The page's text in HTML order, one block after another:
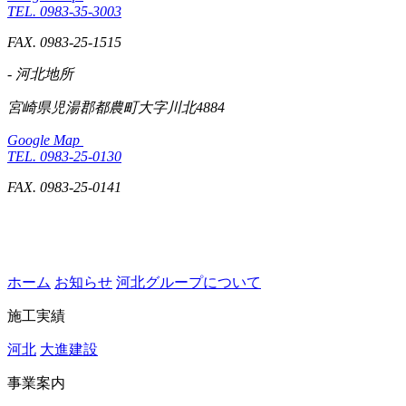
TEL. 0983-35-3003
FAX. 0983-25-1515
- 河北地所
宮崎県児湯郡都農町大字川北4884
Google Map
TEL. 0983-25-0130
FAX. 0983-25-0141
ホーム お知らせ 河北グループについて
施工実績
河北 大進建設
事業案内